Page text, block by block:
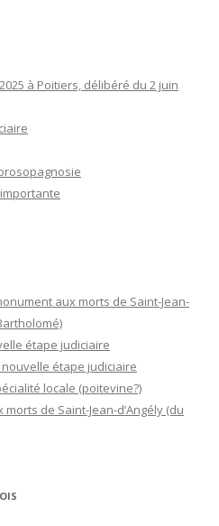
à Poitiers, délibéré du 2 juin
aux morts de Saint-Jean-
étape judiciaire
étape judiciaire
locale (poitevine?)
de Saint-Jean-d’Angély (du